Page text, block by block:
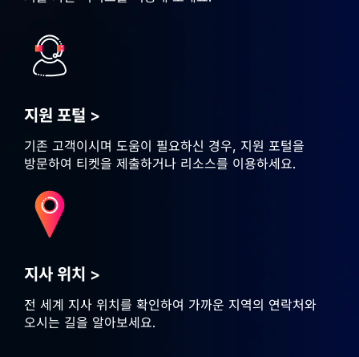
지원 포털 >
기존 고객이시며 도움이 필요하신 경우, 지원 포털을
방문하여 티켓을 제출하거나 리소스를 이용하세요.
지사 위치 >
전 세계 지사 위치를 확인하여 가까운 지역의 연락처와
오시는 길을 알아보세요.